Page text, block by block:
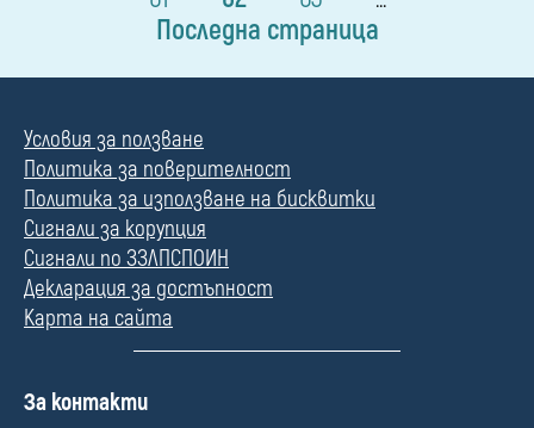
Последна страница
Условия за ползване
Политика за поверителност
Политика за използване на бисквитки
Сигнали за корупция
Сигнали по ЗЗЛПСПОИН
Декларация за достъпност
Карта на сайта
П
За контакти